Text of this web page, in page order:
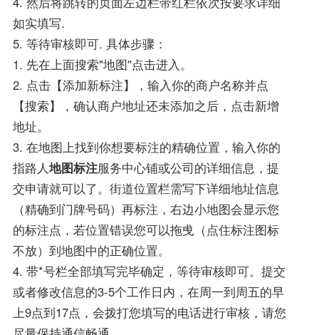
如实填写.
5. 等待审核即可. 具体步骤：
1. 先在上面搜索"地图''点击进入。
2. 点击【添加新标注】，输入你的商户名称并点
【搜索】，确认商户地址还未添加之后，点击新增
地址。
3. 在地图上找到你想要标注的精确位置，输入你的
指路人地图标注服务中心铺或公司的详细信息，提
交申请就可以了。街道位置栏需写下详细地址信息
（精确到门牌号码）再标注，右边小地图会显示您
的标注点，若位置错误您可以拖曵（点住标注图标
不放）到地图中的正确位置。
4. 带*号栏全部填写完毕确定，等待审核即可。提交
或者修改信息的3-5个工作日内，在周一到周五的早
上9点到17点，会拨打您填写的电话进行审核，请您